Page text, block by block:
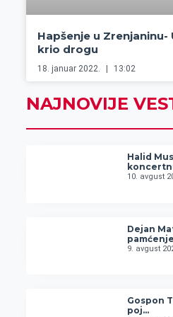
Hapšenje u
krio drogu
18. januar 2022. 13:02
NAJNOVIJE
Halid
10. avgust
Dejan
9. avgust
Gospon
poj…